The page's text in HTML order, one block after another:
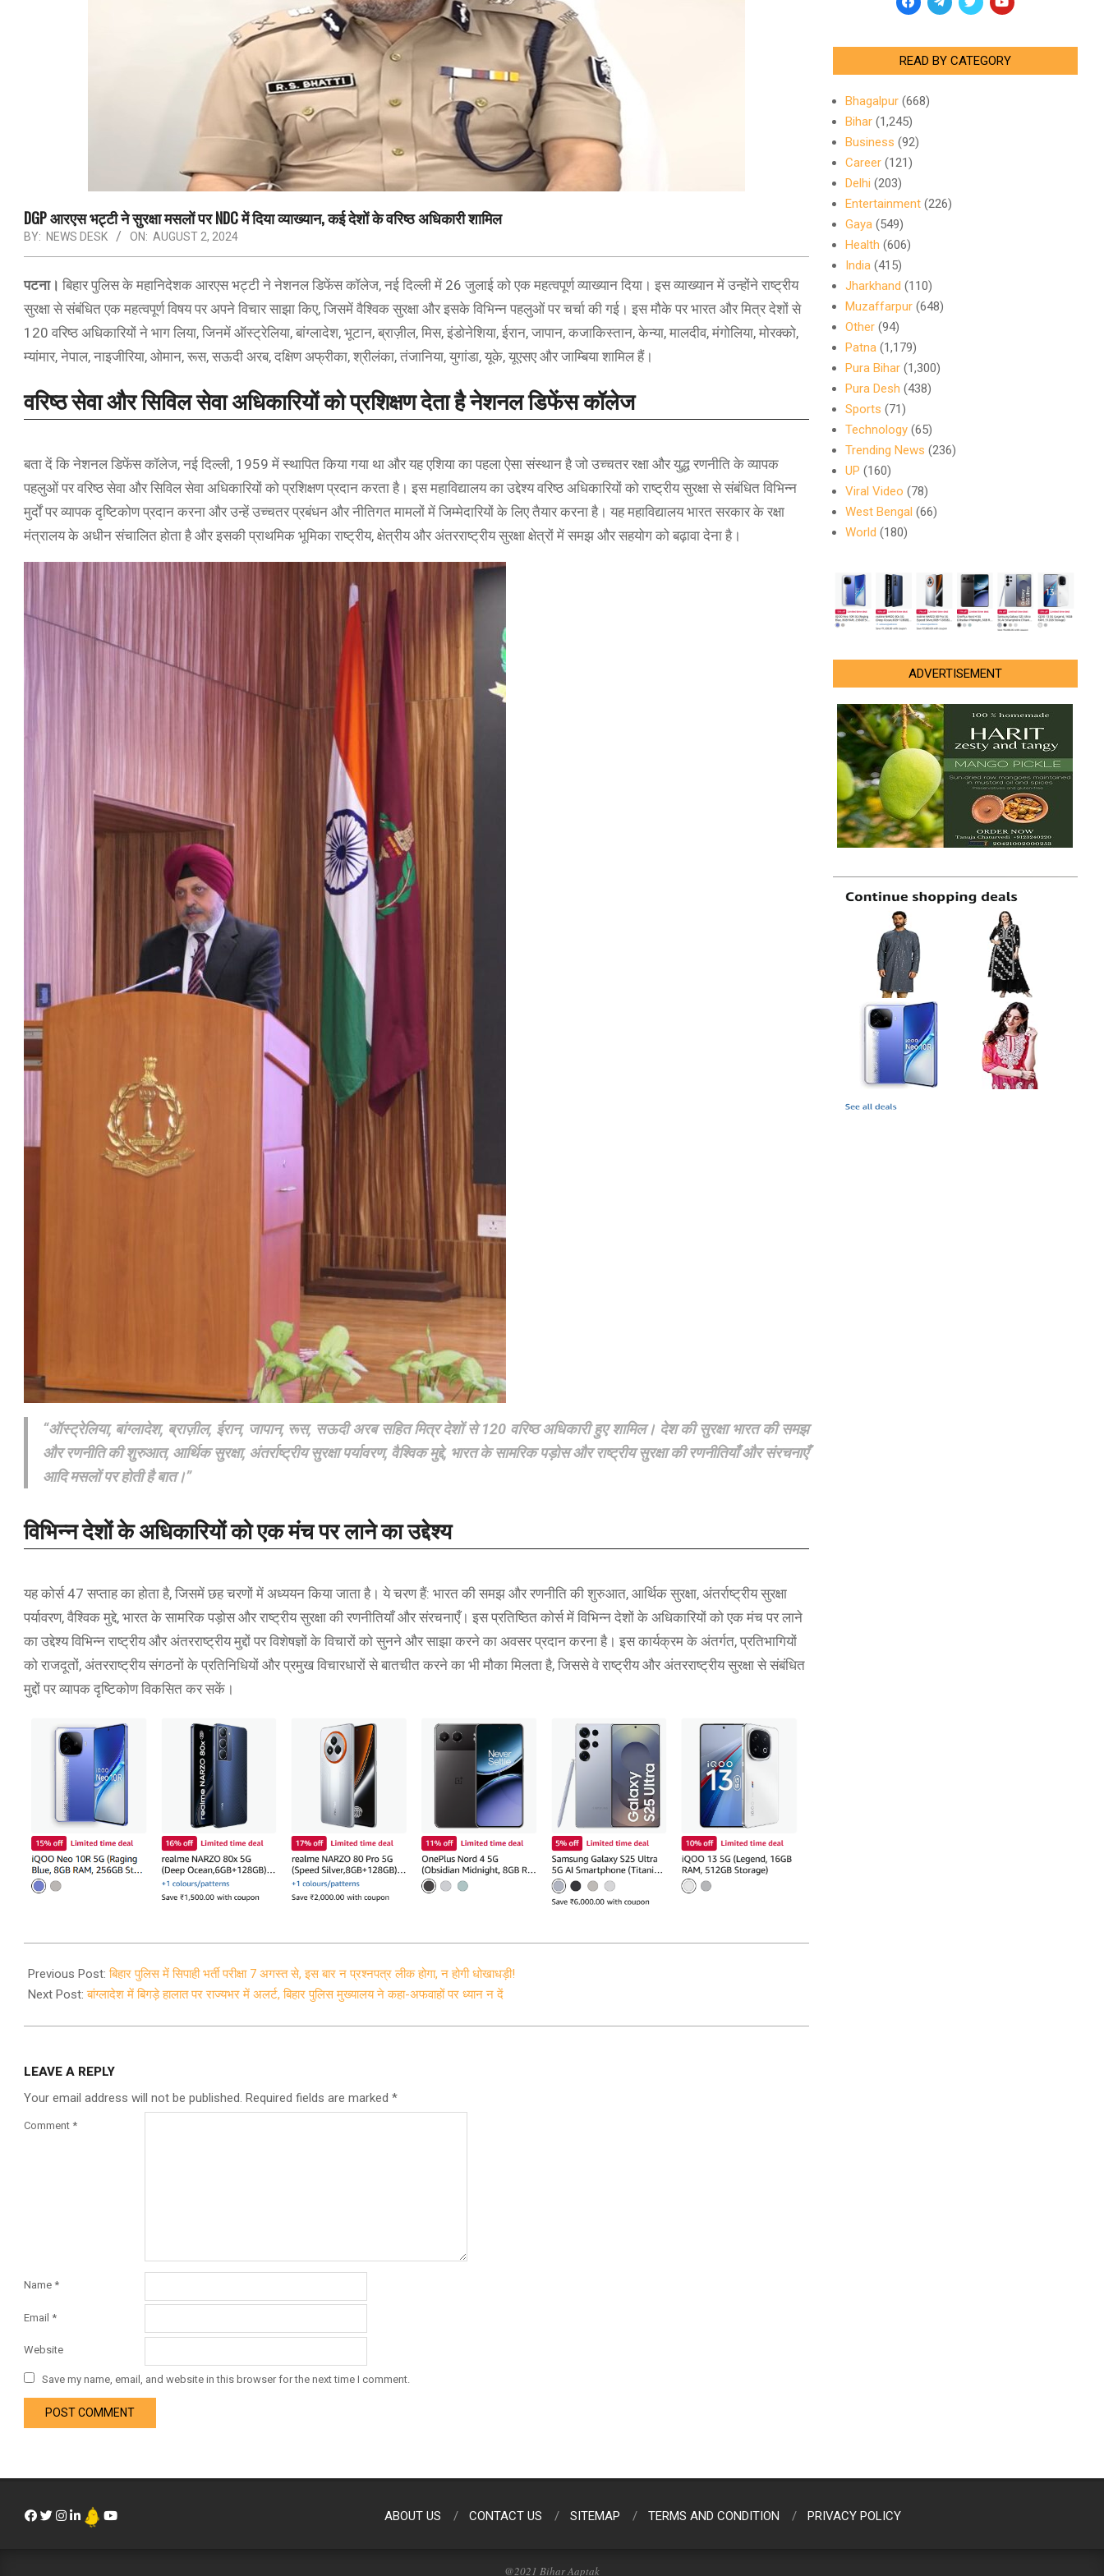
DGP आरएस भट्टी ने सुरक्षा मसलों पर NDC में दिया व्याख्यान, कई देशों के वरिष्ठ अधिकारी शामिल
BY: NEWS DESK ON: AUGUST 2, 2024
पटना। बिहार पुलिस के महानिदेशक आरएस भट्टी ने नेशनल डिफेंस कॉलेज, नई दिल्ली में 26 जुलाई को एक महत्वपूर्ण व्याख्यान दिया। इस व्याख्यान में उन्होंने राष्ट्रीय
सुरक्षा से संबंधित एक महत्वपूर्ण विषय पर अपने विचार साझा किए, जिसमें वैश्विक सुरक्षा और इसके विभिन्न पहलुओं पर चर्चा की गई। इस मौके पर भारत और मित्र देशों से
120 वरिष्ठ अधिकारियों ने भाग लिया, जिनमें ऑस्ट्रेलिया, बांग्लादेश, भूटान, ब्राज़ील, मिस, इंडोनेशिया, ईरान, जापान, कजाकिस्तान, केन्या, मालदीव, मंगोलिया, मोरक्को,
म्यांमार, नेपाल, नाइजीरिया, ओमान, रूस, सऊदी अरब, दक्षिण अफ्रीका, श्रीलंका, तंजानिया, युगांडा, यूके, यूएसए और जाम्बिया शामिल हैं।
वरिष्ठ सेवा और सिविल सेवा अधिकारियों को प्रशिक्षण देता है नेशनल डिफेंस कॉलेज
बता दें कि नेशनल डिफेंस कॉलेज, नई दिल्ली, 1959 में स्थापित किया गया था और यह एशिया का पहला ऐसा संस्थान है जो उच्चतर रक्षा और युद्ध रणनीति के व्यापक
पहलुओं पर वरिष्ठ सेवा और सिविल सेवा अधिकारियों को प्रशिक्षण प्रदान करता है। इस महावि‌द्यालय का उ‌द्देश्य वरिष्ठ अधिकारियों को राष्ट्रीय सुरक्षा से संबंधित विभिन्न
मुर्दों पर व्यापक दृष्टिकोण प्रदान करना और उन्हें उच्चतर प्रबंधन और नीतिगत मामलों में जिम्मेदारियों के लिए तैयार करना है। यह महावि‌द्यालय भारत सरकार के रक्षा
मंत्रालय के अधीन संचालित होता है और इसकी प्राथमिक भूमिका राष्ट्रीय, क्षेत्रीय और अंतरराष्ट्रीय सुरक्षा क्षेत्रों में समझ और सहयोग को बढ़ावा देना है।
“ऑस्ट्रेलिया, बांग्लादेश, ब्राज़ील, ईरान, जापान, रूस, सऊदी अरब सहित मित्र देशों से 120 वरिष्ठ अधिकारी हुए शामिल। देश की सुरक्षा भारत की समझ
और रणनीति की शुरुआत, आर्थिक सुरक्षा, अंतर्राष्ट्रीय सुरक्षा पर्यावरण, वैश्विक मुद्दे, भारत के सामरिक पड़ोस और राष्ट्रीय सुरक्षा की रणनीतियाँ और संरचनाएँ
आदि मसलों पर होती है बात।”
विभिन्न देशों के अधिकारियों को एक मंच पर लाने का उ‌द्देश्य
यह कोर्स 47 सप्ताह का होता है, जिसमें छह चरणों में अध्ययन किया जाता है। ये चरण हैं: भारत की समझ और रणनीति की शुरुआत, आर्थिक सुरक्षा, अंतर्राष्ट्रीय सुरक्षा
पर्यावरण, वैश्विक मुद्दे, भारत के सामरिक पड़ोस और राष्ट्रीय सुरक्षा की रणनीतियाँ और संरचनाएँ। इस प्रतिष्ठित कोर्स में विभिन्न देशों के अधिकारियों को एक मंच पर लाने
का उ‌द्देश्य विभिन्न राष्ट्रीय और अंतरराष्ट्रीय मु‌द्दों पर विशेषज्ञों के विचारों को सुनने और साझा करने का अवसर प्रदान करना है। इस कार्यक्रम के अंतर्गत, प्रतिभागियों
को राजदूतों, अंतरराष्ट्रीय संगठनों के प्रतिनिधियों और प्रमुख विचारधारों से बातचीत करने का भी मौका मिलता है, जिससे वे राष्ट्रीय और अंतरराष्ट्रीय सुरक्षा से संबंधित
मुद्दों पर व्यापक दृष्टिकोण विकसित कर सकें।
08-
02
Previous Post:बिहार पुलिस में सिपाही भर्ती परीक्षा 7 अगस्त से, इस बार न प्रश्नपत्र लीक होगा, न होगी धोखाधड़ी!
Next Post:बांग्लादेश में बिगड़े हालात पर राज्यभर में अलर्ट, बिहार पुलिस मुख्यालय ने कहा-अफवाहों पर ध्यान न दें
LEAVE A REPLY
Your email address will not be published. Required fields are marked *
Comment *
Name *
Email *
Website
Save my name, email, and website in this browser for the next time I comment.
READ BY CATEGORY
Bhagalpur(668)
Bihar(1,245)
Business (92)
Career(121)
Delhi (203)
Entertainment(226)
Gaya(549)
Health (606)
India(415)
Jharkhand (110)
Muzaffarpur(648)
Other(94)
Patna(1,179)
Pura Bihar(1,300)
Pura Desh (438)
Sports (71)
Technology(65)
Trending News (236)
UP (160)
Viral Video (78)
West Bengal (66)
World (180)
ADVERTISEMENT
ABOUT US CONTACT US SITEMAP TERMS AND CONDITION PRIVACY POLICY
@2021 Bihar Aaptak